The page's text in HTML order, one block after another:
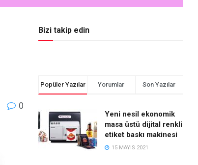
0
Bizi takip edin
Popüler Yazılar Yorumlar Son Yazılar
Yeni nesil ekonomik
masa üstü dijital renkli
etiket baskı makinesi
15 MAYIS 2021